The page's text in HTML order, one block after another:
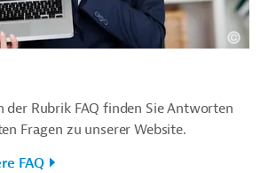
der Rubrik FAQ finden Sie Antworten
Fragen zu unserer Website.
FAQ